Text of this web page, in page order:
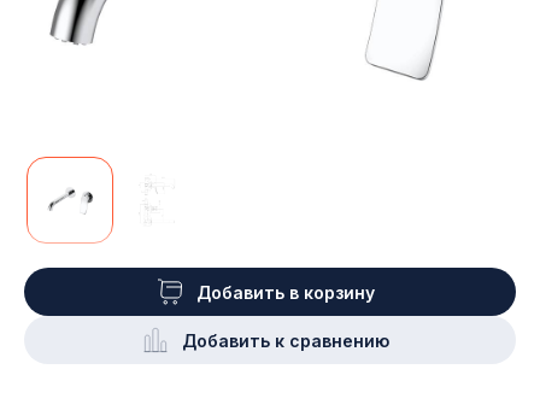
Добавить в корзину
Добавить к сравнению